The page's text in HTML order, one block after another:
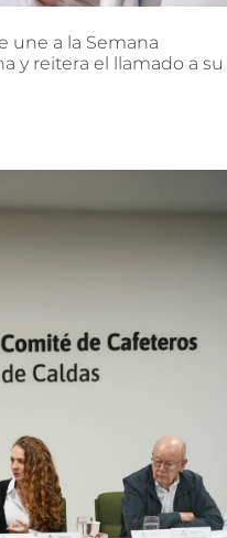
une a la Semana
y reitera el llamado a su